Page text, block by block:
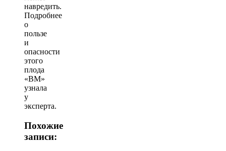
навредить.
Подробнее
о
пользе
и
опасности
этого
плода
«ВМ»
узнала
у
эксперта.
Похожие
записи: